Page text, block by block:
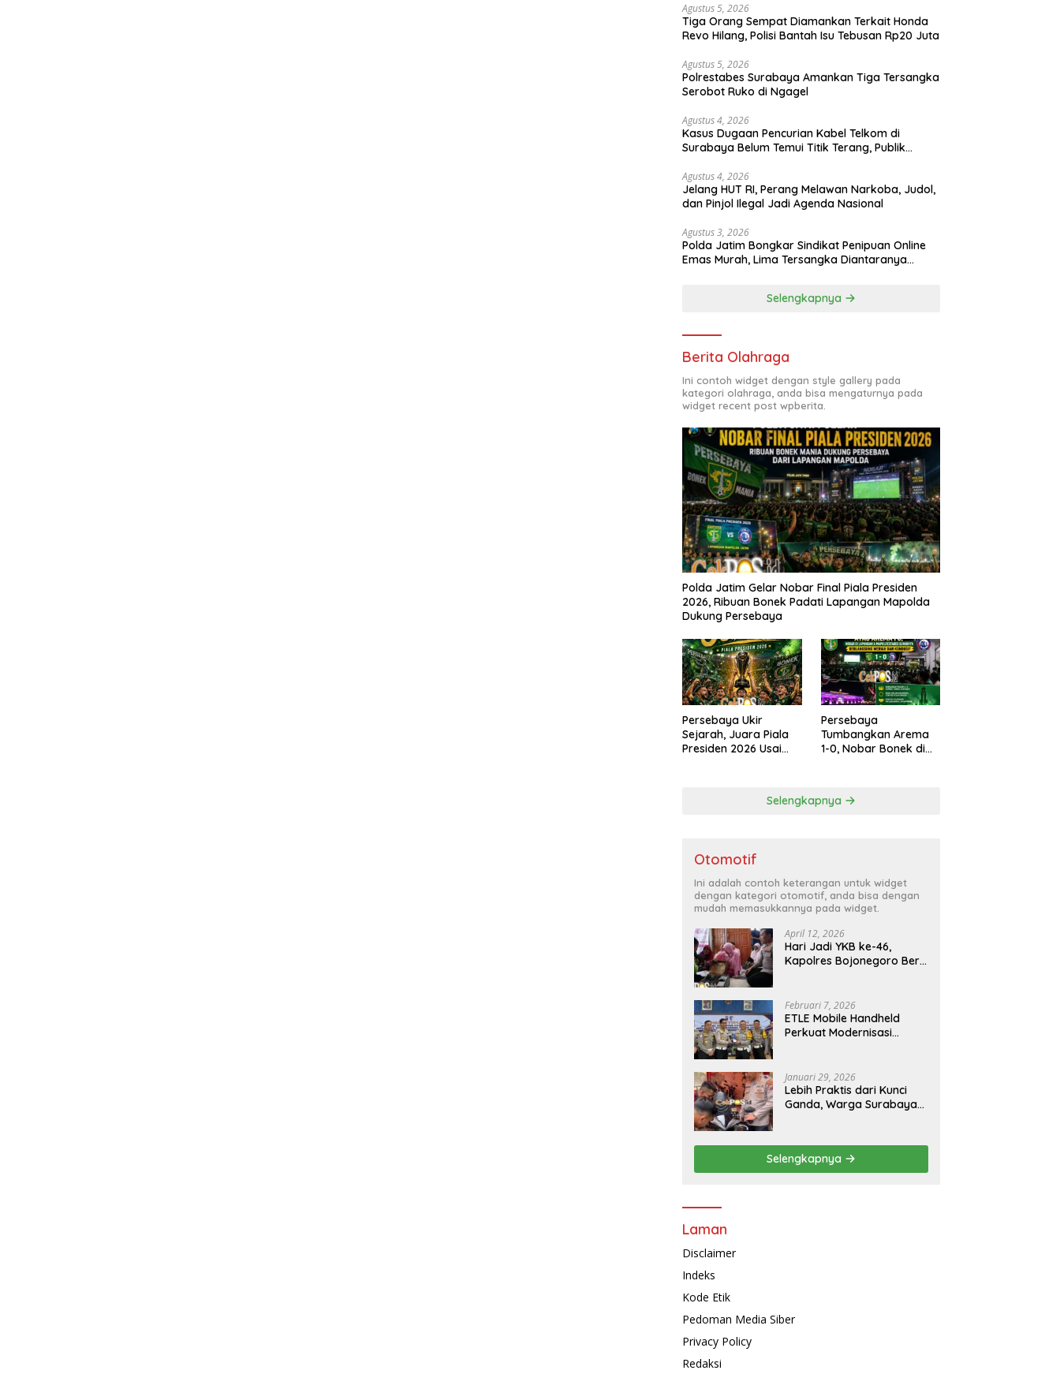
Agustus 5, 2026
Tiga Orang Sempat Diamankan Terkait Honda
Revo Hilang, Polisi Bantah Isu Tebusan Rp20 Juta
Agustus 5, 2026
Polrestabes Surabaya Amankan Tiga Tersangka
Serobot Ruko di Ngagel
Agustus 4, 2026
Kasus Dugaan Pencurian Kabel Telkom di
Surabaya Belum Temui Titik Terang, Publik
Agustus 4, 2026
Jelang HUT RI, Perang Melawan Narkoba, Judol,
dan Pinjol Ilegal Jadi Agenda Nasional
Agustus 3, 2026
Polda Jatim Bongkar Sindikat Penipuan Online
Emas Murah, Lima Tersangka Diantaranya
Selengkapnya
Berita Olahraga
Ini contoh widget dengan style gallery pada
kategori olahraga, anda bisa mengaturnya pada
widget recent post wpberita.
Polda Jatim Gelar Nobar Final Piala Presiden
2026, Ribuan Bonek Padati Lapangan Mapolda
Dukung Persebaya
Persebaya Ukir
Sejarah, Juara Piala
Presiden 2026 Usai
Persebaya
Tumbangkan Arema
1-0, Nobar Bonek di
Selengkapnya
Otomotif
Ini adalah contoh keterangan untuk widget
dengan kategori otomotif, anda bisa dengan
mudah memasukkannya pada widget.
April 12, 2026
Hari Jadi YKB ke-46,
Kapolres Bojonegoro Beri
Februari 7, 2026
ETLE Mobile Handheld
Perkuat Modernisasi
Januari 29, 2026
Lebih Praktis dari Kunci
Ganda, Warga Surabaya
Polrestabes Surabaya
Selengkapnya
Laman
Disclaimer
Indeks
Kode Etik
Pedoman Media Siber
Privacy Policy
Redaksi